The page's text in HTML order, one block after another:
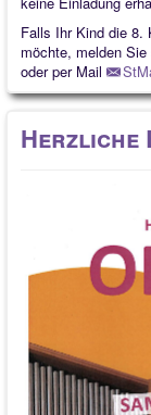
Falls Ihr Kind die 8.
möchte, melden
oder per Mail
Herzliche